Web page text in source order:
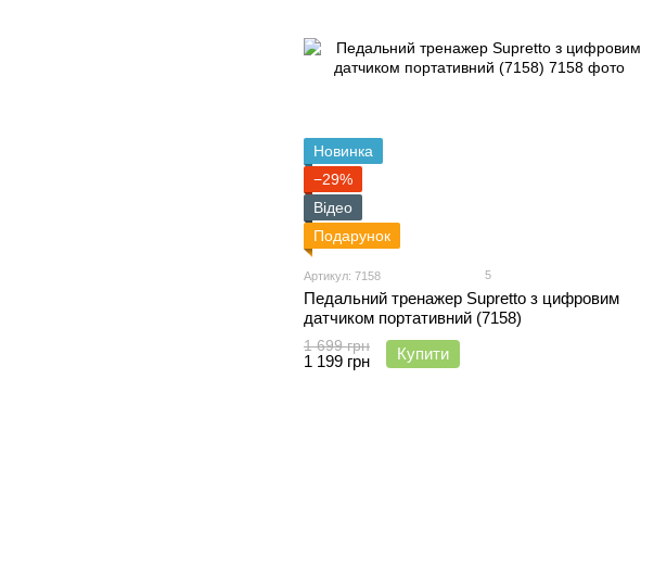
Новинка
−29%
Відео
Подарунок
Артикул: 7158 5
Педальний тренажер Supretto з цифровим
датчиком портативний (7158)
1 699 грн
1 199 грн Купити